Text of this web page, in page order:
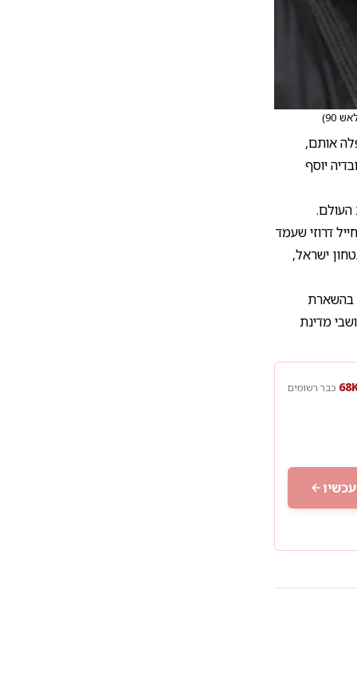
90
)
אותם,
יוסף
העולם.
דרוזי שעמד
ישראל,
בהשארת
מדינת
כבר רשומים